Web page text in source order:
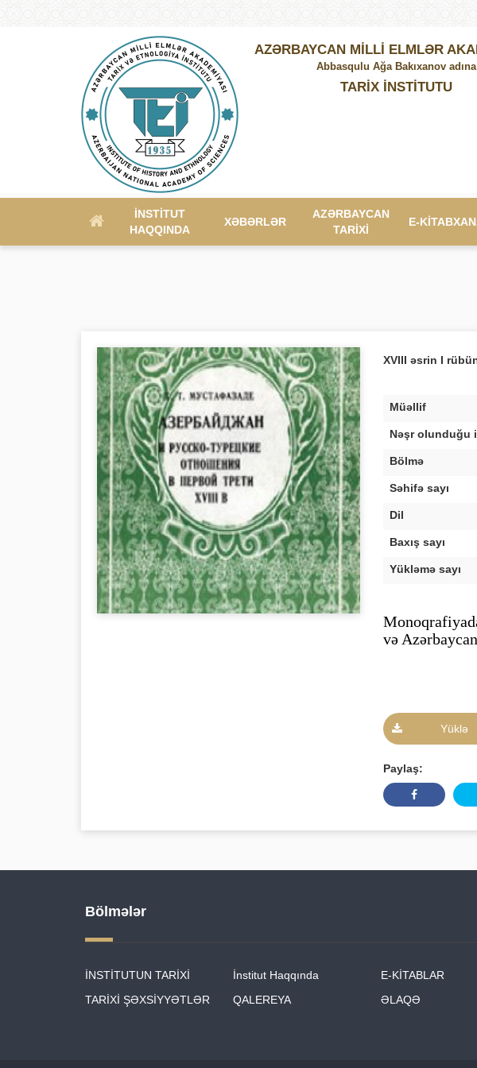
AZƏRBAYCAN MİLLİ ELMLƏR
Abbasqulu Ağa Bakıxanov adına
TARİX İNSTİTUTU
İNSTITUT
HAQQINDA
XƏBƏRLƏR
AZƏRBAYCAN
TARİXİ
E-
XVIII əsrin I
Müəllif
Nəşr olunduğu
Bölmə
Səhifə sayı
Dil
Baxış sayı
Yükləmə sayı
və
Yüklə
Paylaş:
Bölmələr
İNSTİTUTUN TARİXİ İnstitut Haqqında E-KİTABLAR
TARİXİ ŞƏXSİYYƏTLƏR
QALEREYA ƏLAQƏ